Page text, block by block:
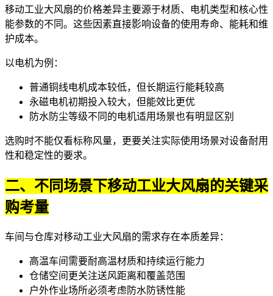
移动工业大风扇的价格差异主要源于材质、电机类型和核心性
能参数的不同。这些因素直接影响设备的使用寿命、能耗和维
护成本。
以电机为例：
普通铜线电机成本较低，但长期运行能耗较高
永磁电机初期投入较大，但能效比更优
防水防尘等级不同的电机适用场景也有明显区别
选购时不能仅看标称风量，更要关注实际使用场景对设备耐用
性和稳定性的要求。
二、不同场景下移动工业大风扇的关键采
购考量
车间与仓库对移动工业大风扇的需求存在本质差异：
高温车间需要耐高温材质和持续运行能力
仓储空间更关注送风距离和覆盖范围
户外作业场所必须考虑防水防锈性能